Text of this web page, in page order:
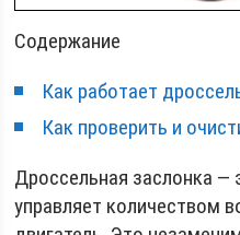
Содержание
Как работает
Как проверить и
Дроссельная заслонка —
управляет количеством